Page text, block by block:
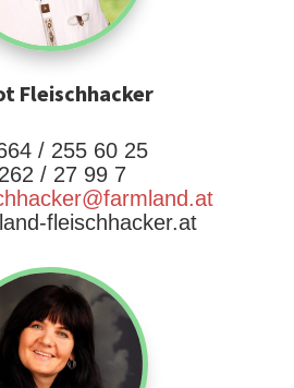
Fleischhacker
/ 255 60 25
/ 27 99 7
fleischhacker.at